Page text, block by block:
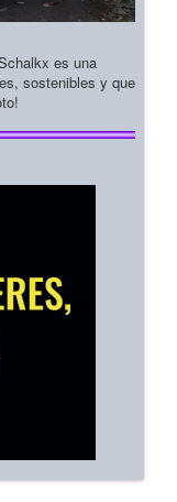
es una
sostenibles y que